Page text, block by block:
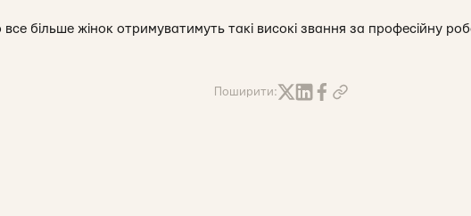
більше жінок отримуватимуть такі високі звання за професійну
Поширити: